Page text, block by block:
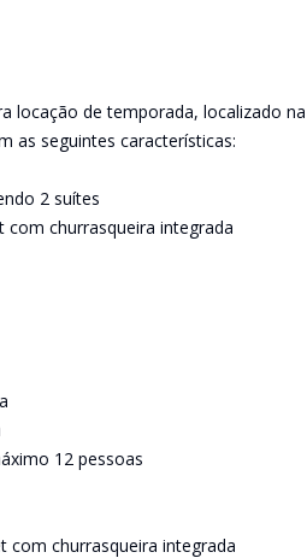
locação de temporada, localizado
as seguintes características:
2 suítes
com churrasqueira integrada
12 pessoas
com churrasqueira integrada